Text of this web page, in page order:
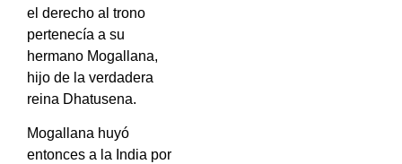
el derecho al trono
pertenecía a su
hermano Mogallana,
hijo de la verdadera
reina Dhatusena.
Mogallana huyó
entonces a la India por